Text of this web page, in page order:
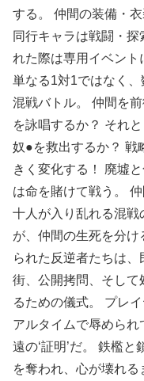
する。 仲間の装備・
同行キャラは戦闘・
れた際は専用イベン
単なる1対1ではなく
混戦バトル。 仲間を
を詠唱するか？ それ
奴●を救出するか？ 戦
きく変化する！ 廃墟
は命を賭けて戦う。
十人が入り乱れる混
が、仲間の生死を分け
られた反逆者たちは
街、公開拷問、そし
るための儀式。 プレ
アルタイムで辱めら
遠の‘証明’だ。 鉄檻
を奪われ、心が壊れ